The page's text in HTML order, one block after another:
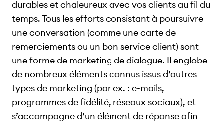
durables et chaleureux avec vos clients au fil du
temps. Tous les efforts consistant à poursuivre
une conversation (comme une carte de
remerciements ou un bon service client) sont
une forme de marketing de dialogue. Il englobe
de nombreux éléments connus issus d’autres
types de marketing (par ex. : e-mails,
programmes de fidélité, réseaux sociaux), et
s’accompagne d’un élément de réponse afin